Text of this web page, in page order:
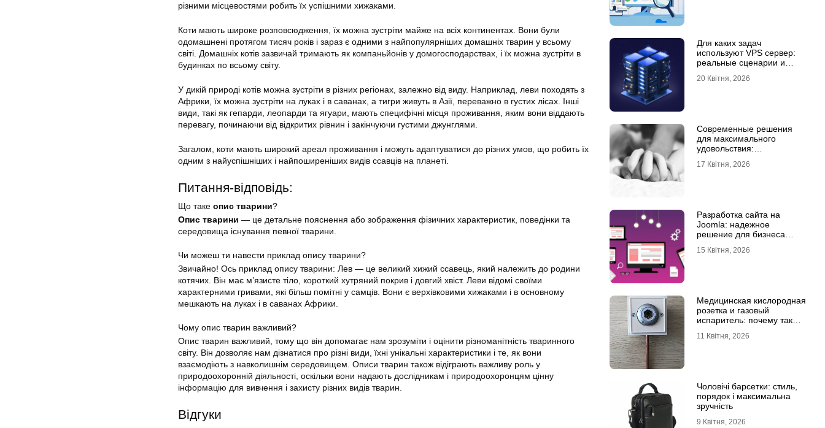
різними місцевостями робить їх успішними хижаками.
Коти мають широке розповсюдження, їх можна зустріти майже на всіх континентах. Вони були
одомашнені протягом тисяч років і зараз є одними з найпопулярніших домашніх тварин у всьому
світі. Домашніх котів зазвичай тримають як компаньйонів у домогосподарствах, і їх можна зустріти в
будинках по всьому світу.
У дикій природі котів можна зустріти в різних регіонах, залежно від виду. Наприклад, леви походять з
Африки, їх можна зустріти на луках і в саванах, а тигри живуть в Азії, переважно в густих лісах. Інші
види, такі як гепарди, леопарди та ягуари, мають специфічні місця проживання, яким вони віддають
перевагу, починаючи від відкритих рівнин і закінчуючи густими джунглями.
Загалом, коти мають широкий ареал проживання і можуть адаптуватися до різних умов, що робить їх
одним з найуспішніших і найпоширеніших видів ссавців на планеті.
Питання-відповідь:
Що таке опис тварини?
Опис тварини — це детальне пояснення або зображення фізичних характеристик, поведінки та
середовища існування певної тварини.
Чи можеш ти навести приклад опису тварини?
Звичайно! Ось приклад опису тварини: Лев — це великий хижий ссавець, який належить до родини
котячих. Він має м’язисте тіло, короткий хутряний покрив і довгий хвіст. Леви відомі своїми
характерними гривами, які більш помітні у самців. Вони є верхівковими хижаками і в основному
мешкають на луках і в саванах Африки.
Чому опис тварин важливий?
Опис тварин важливий, тому що він допомагає нам зрозуміти і оцінити різноманітність тваринного
світу. Він дозволяє нам дізнатися про різні види, їхні унікальні характеристики і те, як вони
взаємодіють з навколишнім середовищем. Описи тварин також відіграють важливу роль у
природоохоронній діяльності, оскільки вони надають дослідникам і природоохоронцям цінну
інформацію для вивчення і захисту різних видів тварин.
Відгуки
Для каких задач
используют VPS сервер:
реальные сценарии и
20 Квітня, 2026
Современные решения
для максимального
удовольствия:
и Womanizer для женщин
17 Квітня, 2026
Разработка сайта на
Joomla: надежное
решение для бизнеса
15 Квітня, 2026
Медицинская кислородная
розетка и газовый
испаритель: почему так
качественное
11 Квітня, 2026
Чоловічі барсетки: стиль,
порядок і максимальна
зручність
9 Квітня, 2026